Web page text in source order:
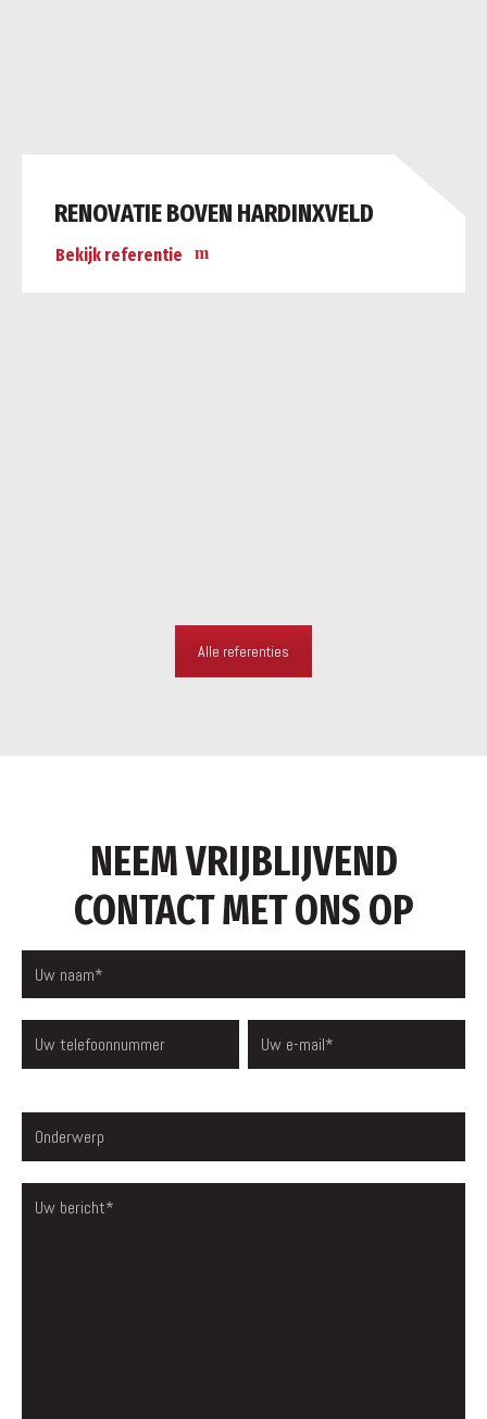
RENOVATIE BOVEN HARDINXVELD
Bekijk referentie
Alle referenties
NEEM VRIJBLIJVEND
CONTACT MET ONS OP